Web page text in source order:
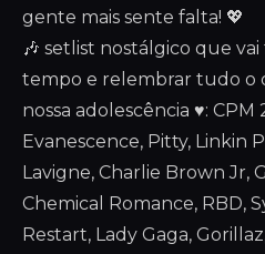
gente mais sente falta! 💖
🎶 setlist nostálgico que
tempo e relembrar tudo o
nossa adolescência ♥️:
Evanescence, Pitty, Linkin
Lavigne, Charlie Brown Jr,
Chemical Romance, RBD,
Restart, Lady Gaga,